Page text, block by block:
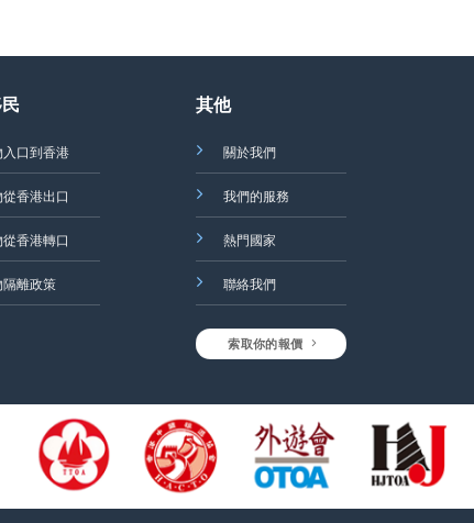
入口到香港
從香港出口
從香港轉口
隔離政策
其他
關於我們
我們的服務
熱門國家
聯絡我們
索取你的報價